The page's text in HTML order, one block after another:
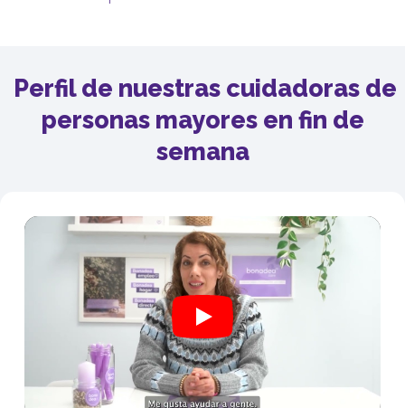
Perfil de nuestras cuidadoras de
personas mayores en fin de
semana